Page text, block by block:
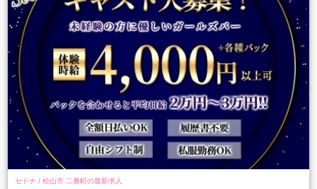
セドナ / 松山市 二番町の最新求人